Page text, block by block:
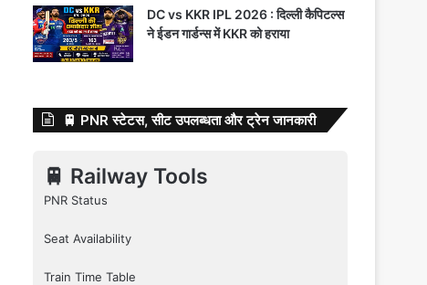
DC vs KKR IPL 2026 : दिल्ली कैपिटल्स
ने ईडन गार्डन्स में KKR को हराया
🚆 PNR स्टेटस, सीट उपलब्धता और ट्रेन जानकारी
🚆 Railway Tools
PNR Status
Seat Availability
Train Time Table